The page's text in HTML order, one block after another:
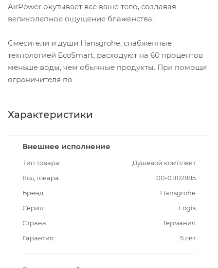
AirPower окутывает все ваше тело, создавая
великолепное ощущение блаженства.
Смесители и души Hansgrohe, снабженные
технологией EcoSmart, расходуют на 60 процентов
меньше воды, чем обычные продукты. При помощи
ограничителя по
Характеристики
Внешнее исполнение
Тип товара
Душевой комплект
Код товара
00-01102885
Бренд
Hansgrohe
Серия
Logis
Страна
Германия
Гарантия
5 лет